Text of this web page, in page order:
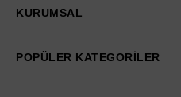
KURUMSAL
POPÜLER KATEGORİLER